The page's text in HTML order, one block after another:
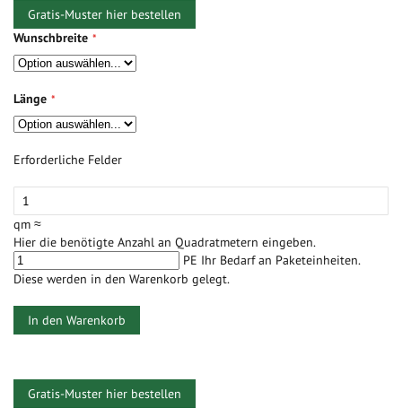
Gratis-Muster hier bestellen
Wunschbreite
Länge
Erforderliche Felder
qm ≈
Hier die benötigte Anzahl an Quadratmetern eingeben.
PE Ihr Bedarf an Paketeinheiten.
Diese werden in den Warenkorb gelegt.
In den Warenkorb
Gratis-Muster hier bestellen